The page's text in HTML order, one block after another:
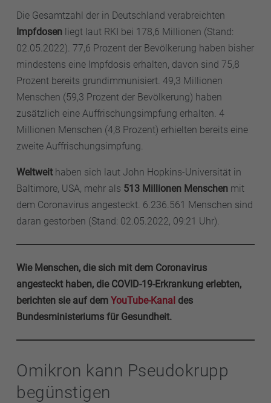
Die Gesamtzahl der in Deutschland verabreichten
Impfdosen liegt laut RKI bei 178,6 Millionen (Stand:
02.05.2022). 77,6 Prozent der Bevölkerung haben bisher
mindestens eine Impfdosis erhalten, davon sind 75,8
Prozent bereits grundimmunisiert. 49,3 Millionen
Menschen (59,3 Prozent der Bevölkerung) haben
zusätzlich eine Auffrischungsimpfung erhalten. 4
Millionen Menschen (4,8 Prozent) erhielten bereits eine
zweite Auffrischungsimpfung.
Weltweithaben sich laut John Hopkins-Universität in
Baltimore, USA, mehr als 513 Millionen Menschen mit
dem Coronavirus angesteckt. 6.236.561 Menschen sind
daran gestorben (Stand: 02.05.2022, 09:21 Uhr).
Wie Menschen, die sich mit dem Coronavirus
angesteckt haben, die COVID-19-Erkrankung erlebten,
berichten sie auf dem YouTube-Kanal des
Bundesministeriums für Gesundheit.
Omikron kann Pseudokrupp
begünstigen